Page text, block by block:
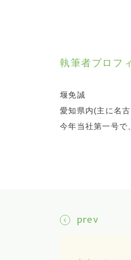
執筆者プロフ
堰免誠
愛知県内(主に名
今年当社第一号で
prev